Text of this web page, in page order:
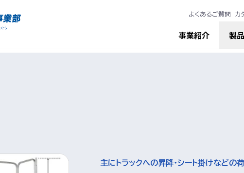
よくあるご質問 カ
事業紹介 製
主にトラックへの昇降・シート掛けなど